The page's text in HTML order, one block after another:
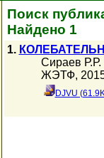
Поиск
Найдено 1
1.
Сираев Р.Р.
ЖЭТФ,
DJVU